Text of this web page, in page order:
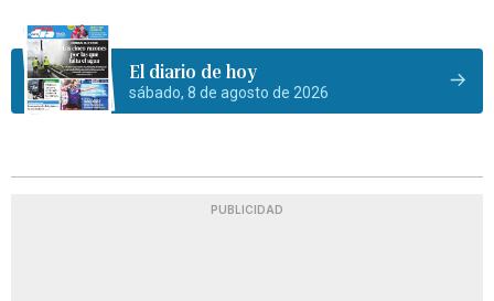
El diario de hoy
sábado, 8 de agosto de 2026
PUBLICIDAD